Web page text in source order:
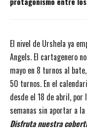
El nivel de Urshela ya
Angels. El cartagenero
mayo en 8 turnos al
50 turnos. En el
desde el 18 de abril,
semanas sin aportar a
Disfruta nuestra